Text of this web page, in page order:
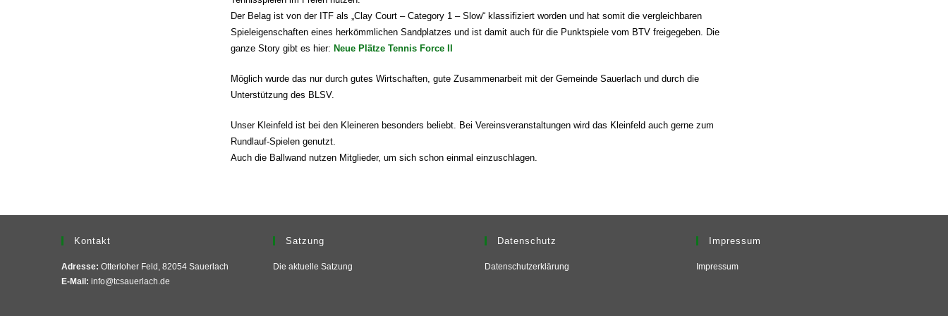
Der Belag ist von der ITF als „Clay Court – Category 1 – Slow“ klassifiziert worden und hat somit die vergleichbaren
Spieleigenschaften eines herkömmlichen Sandplatzes und ist damit auch für die Punktspiele vom BTV freigegeben. Die
ganze Story gibt es hier: Neue Plätze Tennis Force II
Möglich wurde das nur durch gutes Wirtschaften, gute Zusammenarbeit mit der Gemeinde Sauerlach und durch die
Unterstützung des BLSV.
Unser Kleinfeld ist bei den Kleineren besonders beliebt. Bei Vereinsveranstaltungen wird das Kleinfeld auch gerne zum
Rundlauf-Spielen genutzt.
Auch die Ballwand nutzen Mitglieder, um sich schon einmal einzuschlagen.
Kontakt
Adresse: Otterloher Feld, 82054 Sauerlach
E-Mail: info@tcsauerlach.de
Satzung
Die aktuelle Satzung
Datenschutz
Datenschutzerklärung
Impressum
Impressum